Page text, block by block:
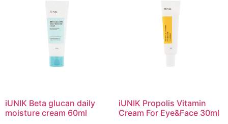
iUNIK Beta glucan daily
moisture cream 60ml
iUNIK Propolis Vitamin
Cream For Eye&Face 30ml